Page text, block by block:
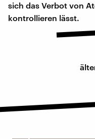
sich das Verbot von
kontrollieren lässt.